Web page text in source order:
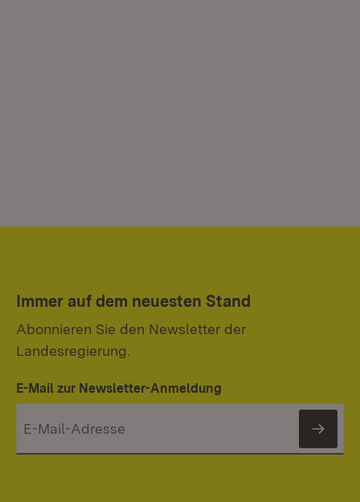
Immer auf dem neuesten Stand
Abonnieren Sie den Newsletter der
Landesregierung.
E-Mail zur Newsletter-Anmeldung